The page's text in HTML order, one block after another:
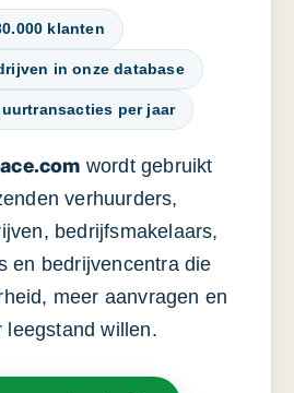
klanten
in onze database
per jaar
wordt gebruikt
verhuurders,
bedrijfsmakelaars,
en bedrijvencentra die
meer aanvragen en
leegstand willen.